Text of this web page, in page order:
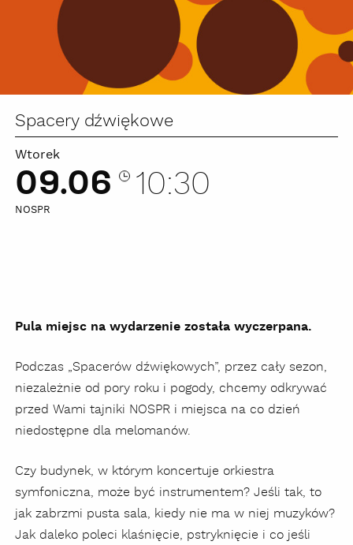
Spacery dźwiękowe
Wtorek
09.06 10:30
NOSPR
Pula miejsc na wydarzenie została wyczerpana.
Podczas „Spacerów dźwiękowych”, przez cały sezon,
niezależnie od pory roku i pogody, chcemy odkrywać
przed Wami tajniki NOSPR i miejsca na co dzień
niedostępne dla melomanów.
Czy budynek, w którym koncertuje orkiestra
symfoniczna, może być instrumentem? Jeśli tak, to
jak zabrzmi pusta sala, kiedy nie ma w niej muzyków?
Jak daleko poleci klaśnięcie, pstryknięcie i co jeśli